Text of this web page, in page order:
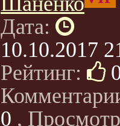
Дата:
10.10.2017
Рейтинг:
0 ,